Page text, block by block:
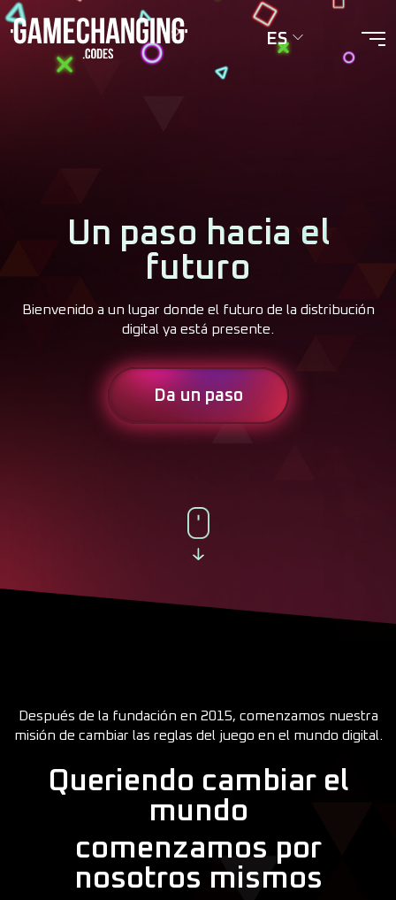
ES
Un paso hacia el
futuro
Bienvenido a un lugar donde el futuro de la distribución
digital ya está presente.
Da un paso
Después de la fundación en 2015, comenzamos nuestra
misión de cambiar las reglas del juego en el mundo digital.
Queriendo cambiar el
mundo
comenzamos por
nosotros mismos